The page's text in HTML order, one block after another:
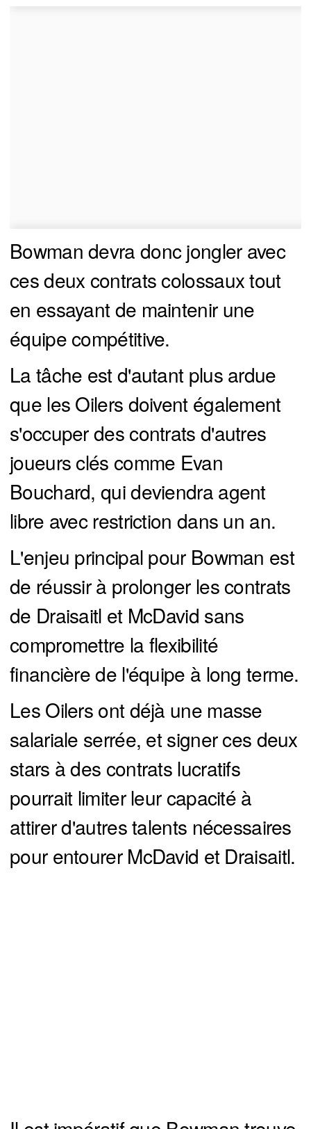
Bowman devra donc jongler avec
ces deux contrats colossaux tout
en essayant de maintenir une
équipe compétitive.
La tâche est d'autant plus ardue
que les Oilers doivent également
s'occuper des contrats d'autres
joueurs clés comme Evan
Bouchard, qui deviendra agent
libre avec restriction dans un an.
L'enjeu principal pour Bowman est
de réussir à prolonger les contrats
de Draisaitl et McDavid sans
compromettre la flexibilité
financière de l'équipe à long terme.
Les Oilers ont déjà une masse
salariale serrée, et signer ces deux
stars à des contrats lucratifs
pourrait limiter leur capacité à
attirer d'autres talents nécessaires
pour entourer McDavid et Draisaitl.